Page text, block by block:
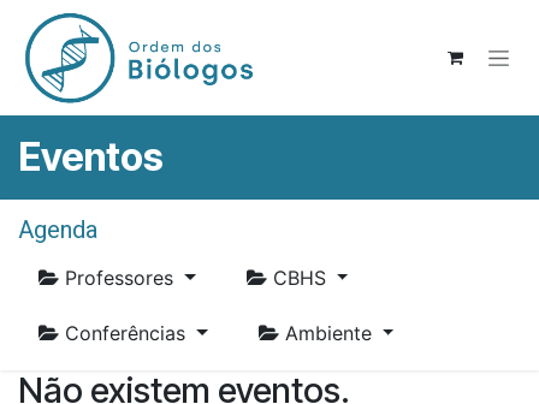
Pular para o conteúdo
Eventos
Agenda
Professores CBHS
Conferências Ambiente
Não existem eventos.